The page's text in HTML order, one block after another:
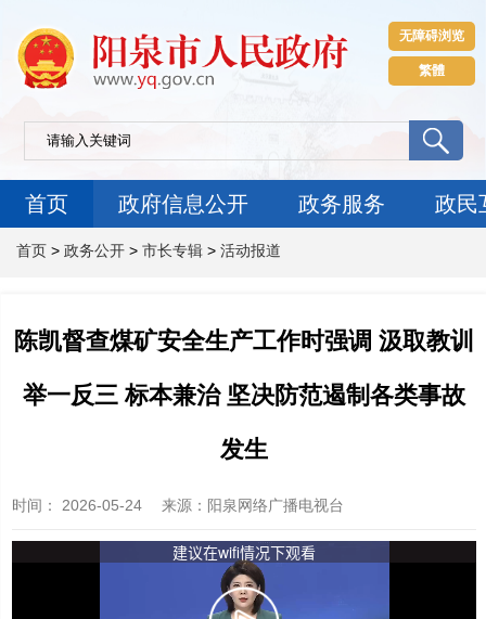
无障碍浏览
繁體
首页 政府信息公开 政务服务 政民
首页 > 政务公开 > 市长专辑 > 活动报道
陈凯督查煤矿安全生产工作时强调 汲取教训
举一反三 标本兼治 坚决防范遏制各类事故
发生
时间： 2026-05-24 来源 ：阳泉网络广播电视台